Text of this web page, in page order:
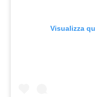
Visualizza